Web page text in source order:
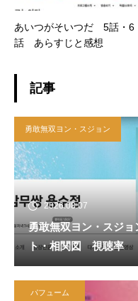
あいつがそいつだ 5話・6
話 あらすじと感想
記事
勇敢無双ヨン・スジョン
2026.08.07
勇敢無双ヨン・スジ
ト・相関図 視聴率
パフューム